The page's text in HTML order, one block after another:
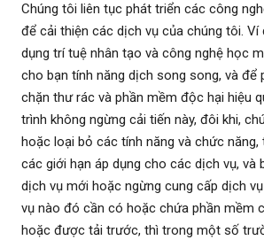
Chúng tôi liên tục phát triển các công
để cải thiện các dịch vụ của chúng tôi. Ví
dụng trí tuệ nhân tạo và công nghệ học
cho bạn tính năng dịch song song, và để
chặn thư rác và phần mềm độc hại hiệu
trình không ngừng cải tiến này, đôi khi,
hoặc loại bỏ các tính năng và chức năng,
các giới hạn áp dụng cho các dịch vụ, và
dịch vụ mới hoặc ngừng cung cấp dịch
vụ nào đó cần có hoặc chứa phần mềm
hoặc được tải trước, thì trong một số